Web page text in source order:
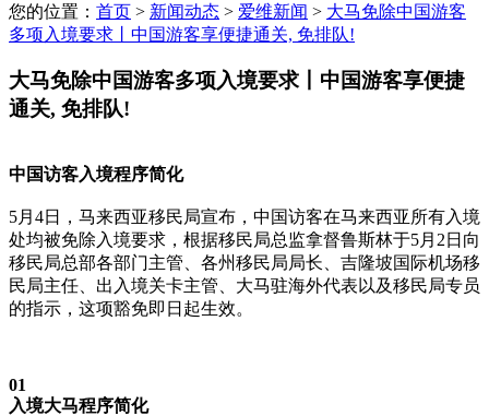
您的位置： 首页 > 新闻动态 > 爱维新闻 > 大马免除中国游客
多项入境要求丨中国游客享便捷通关, 免排队!
大马免除中国游客多项入境要求丨中国游客享便捷
通关, 免排队!
中国访客入境程序简化
5月4日，马来西亚移民局宣布，中国访客在马来西亚所有入境
处均被免除入境要求，根据移民局总监拿督鲁斯林于5月2日向
移民局总部各部门主管、各州移民局局长、吉隆坡国际机场移
民局主任、出入境关卡主管、大马驻海外代表以及移民局专员
的指示，这项豁免即日起生效。
01
入境大马程序简化